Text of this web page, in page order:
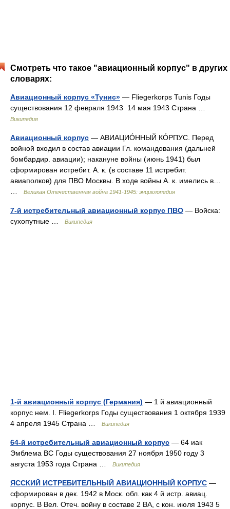
Смотреть что такое "авиационный корпус" в других
словарях:
Авиационный корпус «Тунис» — Fliegerkorps Tunis Годы
существования 12 февраля 1943 14 мая 1943 Страна …
Википедия
Авиационный корпус — АВИАЦИÓННЫЙ КÓРПУС. Перед
войной входил в состав авиации Гл. командования (дальней
бомбардир. авиации); накануне войны (июнь 1941) был
сформирован истребит. А. к. (в составе 11 истребит.
авиаполков) для ПВО Москвы. В ходе войны А. к. имелись в…
Великая Отечественная война 1941-1945: энциклопедия
7-й истребительный авиационный корпус ПВО — Войска:
сухопутные …
Википедия
1-й авиационный корпус (Германия) — 1 й авиационный
корпус нем. I. Fliegerkorps Годы существования 1 октября 1939
4 апреля 1945 Страна …
Википедия
64-й истребительный авиационный корпус — 64 иак
Эмблема ВС Годы существования 27 ноября 1950 году 3
августа 1953 года Страна …
Википедия
ЯССКИЙ ИСТРЕБИТЕЛЬНЫЙ АВИАЦИОННЫЙ КОРПУС —
сформирован в дек. 1942 в Моск. обл. как 4 й истр. авиац.
корпус. В Вел. Отеч. войну в составе 2 ВА, с кон. июля 1943 5